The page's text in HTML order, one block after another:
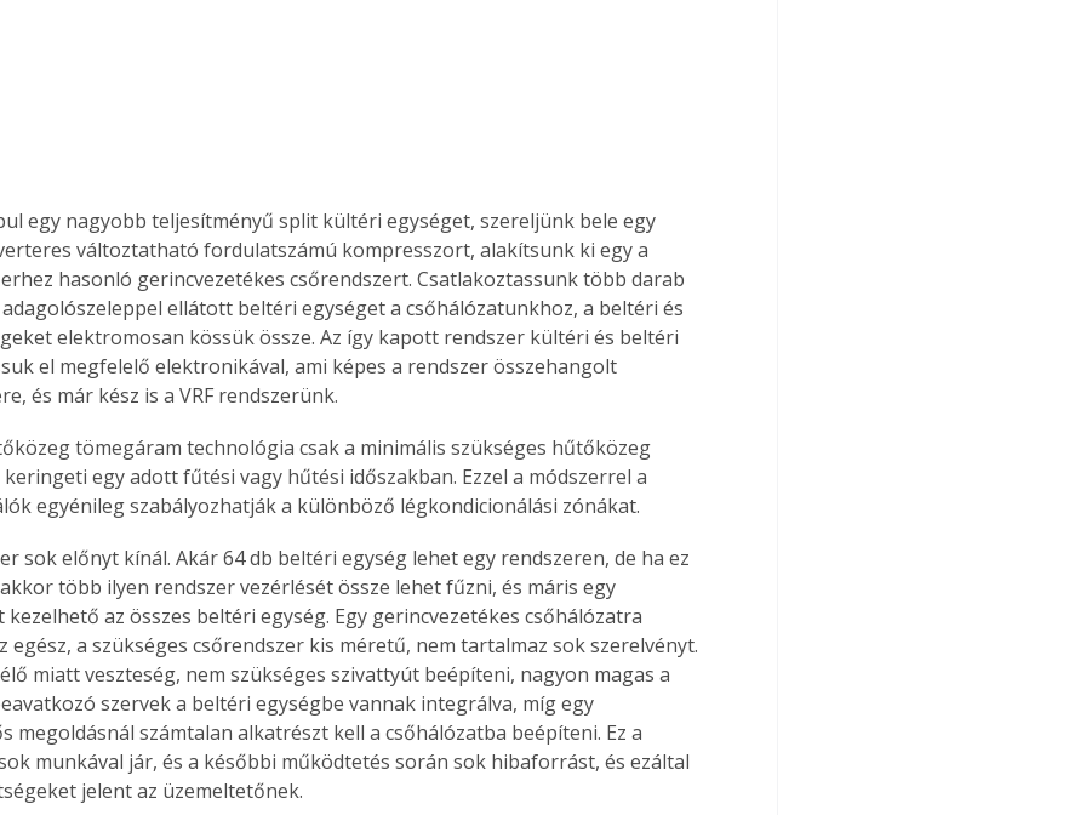
egy nagyobb teljesítményű split kültéri egységet, szereljünk bele egy
változtatható fordulatszámú kompresszort, alakítsunk ki egy a
hasonló gerincvezetékes csőrendszert. Csatlakoztassunk több darab
ellátott beltéri egységet a csőhálózatunkhoz, a beltéri és
elektromosan kössük össze. Az így kapott rendszer kültéri és beltéri
el megfelelő elektronikával, ami képes a rendszer összehangolt
és már kész is a VRF rendszerünk.
tömegáram technológia csak a minimális szükséges hűtőközeg
egy adott fűtési vagy hűtési időszakban. Ezzel a módszerrel a
egyénileg szabályozhatják a különböző légkondicionálási zónákat.
sok előnyt kínál. Akár 64 db beltéri egység lehet egy rendszeren, de ha ez
több ilyen rendszer vezérlését össze lehet fűzni, és máris egy
az összes beltéri egység. Egy gerincvezetékes csőhálózatra
egész, a szükséges csőrendszer kis méretű, nem tartalmaz sok szerelvényt.
miatt veszteség, nem szükséges szivattyút beépíteni, nagyon magas a
szervek a beltéri egységbe vannak integrálva, míg egy
megoldásnál számtalan alkatrészt kell a csőhálózatba beépíteni. Ez a
munkával jár, és a későbbi működtetés során sok hibaforrást, és ezáltal
jelent az üzemeltetőnek.